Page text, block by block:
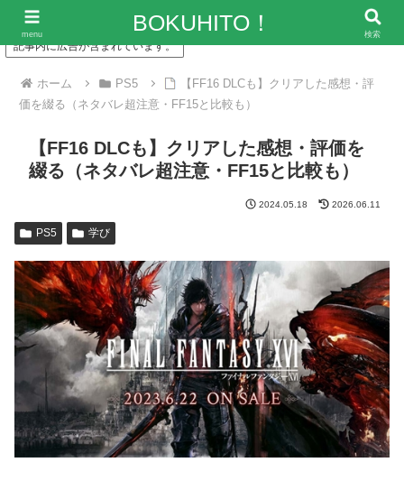
記事内に広告が含まれています。
ホーム PS5
【FF16 DLCも】クリアした感想・評
価を綴る（ネタバレ超注意・FF15と比較も）
【FF16 DLCも】クリアした感想・評価を
綴る（ネタバレ超注意・FF15と比較も）
2024.05.18 2026.06.11
PS5 学び
menu BOKUHITO！ 検索